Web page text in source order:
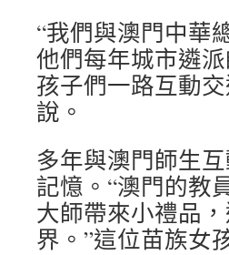
“我們與澳門中華
他們每年城市遴
孩子們一路互動
說。
多年與澳門師生
記憶。“澳門的教
大師帶來小禮品
界。”這位苗族女